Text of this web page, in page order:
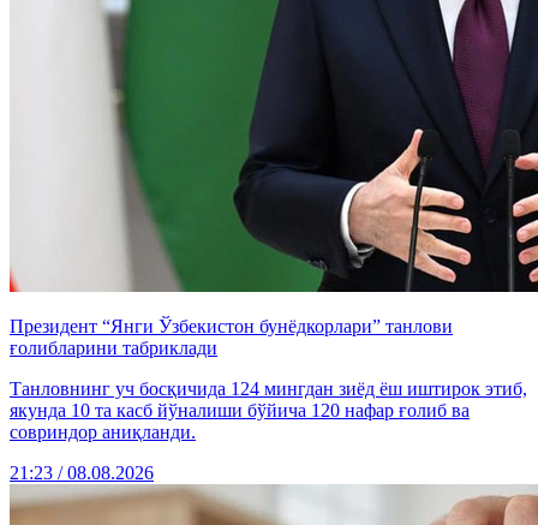
Президент “Янги Ўзбекистон бунёдкорлари” танлови
ғолибларини табриклади
Танловнинг уч босқичида 124 мингдан зиёд ёш иштирок этиб,
якунда 10 та касб йўналиши бўйича 120 нафар ғолиб ва
совриндор аниқланди.
21:23 / 08.08.2026